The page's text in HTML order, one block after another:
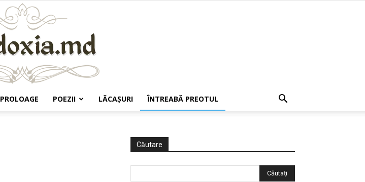
PROLOAGE POEZII LĂCAŞURI ÎNTREABĂ PREOTUL
Căutare